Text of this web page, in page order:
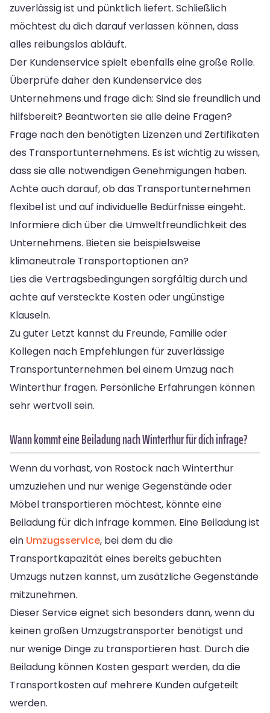
zuverlässig ist und pünktlich liefert. Schließlich
möchtest du dich darauf verlassen können, dass
alles reibungslos abläuft.
Der Kundenservice spielt ebenfalls eine große Rolle.
Überprüfe daher den Kundenservice des
Unternehmens und frage dich: Sind sie freundlich und
hilfsbereit? Beantworten sie alle deine Fragen?
Frage nach den benötigten Lizenzen und Zertifikaten
des Transportunternehmens. Es ist wichtig zu wissen,
dass sie alle notwendigen Genehmigungen haben.
Achte auch darauf, ob das Transportunternehmen
flexibel ist und auf individuelle Bedürfnisse eingeht.
Informiere dich über die Umweltfreundlichkeit des
Unternehmens. Bieten sie beispielsweise
klimaneutrale Transportoptionen an?
Lies die Vertragsbedingungen sorgfältig durch und
achte auf versteckte Kosten oder ungünstige
Klauseln.
Zu guter Letzt kannst du Freunde, Familie oder
Kollegen nach Empfehlungen für zuverlässige
Transportunternehmen bei einem Umzug nach
Winterthur fragen. Persönliche Erfahrungen können
sehr wertvoll sein.
Wann kommt eine Beiladung nach Winterthur für dich infrage?
Wenn du vorhast, von Rostock nach Winterthur
umzuziehen und nur wenige Gegenstände oder
Möbel transportieren möchtest, könnte eine
Beiladung für dich infrage kommen. Eine Beiladung ist
ein Umzugsservice, bei dem du die
Transportkapazität eines bereits gebuchten
Umzugs nutzen kannst, um zusätzliche Gegenstände
mitzunehmen.
Dieser Service eignet sich besonders dann, wenn du
keinen großen Umzugstransporter benötigst und
nur wenige Dinge zu transportieren hast. Durch die
Beiladung können Kosten gespart werden, da die
Transportkosten auf mehrere Kunden aufgeteilt
werden.